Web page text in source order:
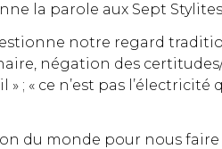
la parole aux Sept
notre regard
négation des
; « ce n’est pas
du monde pour nous